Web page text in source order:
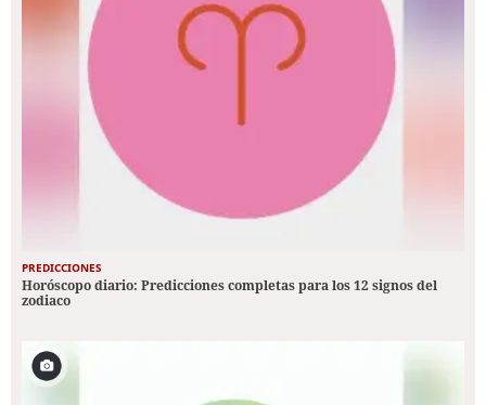
PREDICCIONES
Horóscopo diario: Predicciones completas para los 12 signos del
zodiaco